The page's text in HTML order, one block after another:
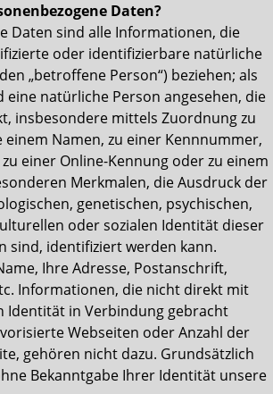
Daten?
Daten sind alle Informationen, die
oder identifizierbare natürliche
„betroffene Person“) beziehen; als
natürliche Person angesehen, die
insbesondere mittels Zuordnung zu
einem Namen, zu einer Kennnummer,
einer Online-Kennung oder zu einem
Merkmalen, die Ausdruck der
genetischen, psychischen,
oder sozialen Identität dieser
sind, identifiziert werden kann.
Ihre Adresse, Postanschrift,
Informationen, die nicht direkt mit
Identität in Verbindung gebracht
Webseiten oder Anzahl der
gehören nicht dazu. Grundsätzlich
Bekanntgabe Ihrer Identität unsere